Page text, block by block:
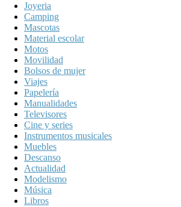
Joyeria
Camping
Mascotas
Material escolar
Motos
Movilidad
Bolsos de mujer
Viajes
Papelería
Manualidades
Televisores
Cine y series
Instrumentos musicales
Muebles
Descanso
Actualidad
Modelismo
Música
Libros